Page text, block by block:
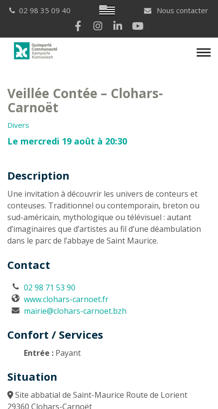
Breton
02 98 35 09 40
Nous contacter
Lien vers le compte Facebook
Lien vers le compte Instagram
Lien vers le compte
Veillée Contée – Clohars-
Carnoët
Divers
Le mercredi 19 août à 20:30
Description
Description
Une invitation à découvrir les univers de conteurs et
conteuses. Traditionnel ou contemporain, breton ou
sud-américain, mythologique ou télévisuel : autant
d’imaginaires que d’artistes au fil d’une déambulation
dans le parc de l’abbaye de Saint Maurice.
Contact
02 98 71 53 90
www.clohars-carnoet.fr
mairie@clohars-carnoet.bzh
Confort / Services
Entrée : Payant
Situation
Site abbatial de Saint-Maurice Route de Lorient
29360 Clohars-Carnoët